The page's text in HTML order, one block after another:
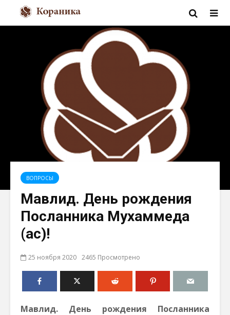
ВОПРОСЫ
Мавлид. День рождения
Посланника Мухаммеда
(ас)!
25 ноября 2020 2465 Просмотрено
Мавлид. День рождения Посланника